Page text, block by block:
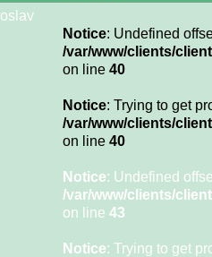
Notice: Undefined
/var/www/clients/
on line 40
Notice: Trying to get
/var/www/clients/
on line 40
Notice: Undefined
/var/www/clients/
on line 43
Notice: Trying to get